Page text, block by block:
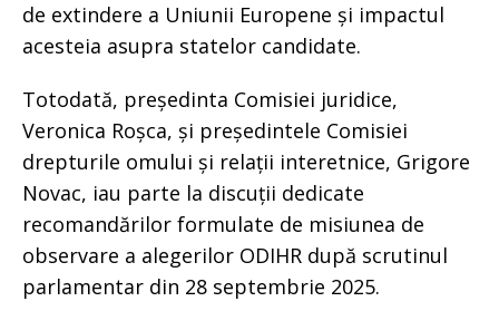
de extindere a Uniunii Europene și impactul
acesteia asupra statelor candidate.
Totodată, președinta Comisiei juridice,
Veronica Roșca, și președintele Comisiei
drepturile omului și relații interetnice, Grigore
Novac, iau parte la discuții dedicate
recomandărilor formulate de misiunea de
observare a alegerilor ODIHR după scrutinul
parlamentar din 28 septembrie 2025.